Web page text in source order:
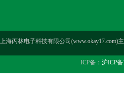
上海丙林电子科技有限公司(www.okay17.com)
ICP备： 沪ICP备